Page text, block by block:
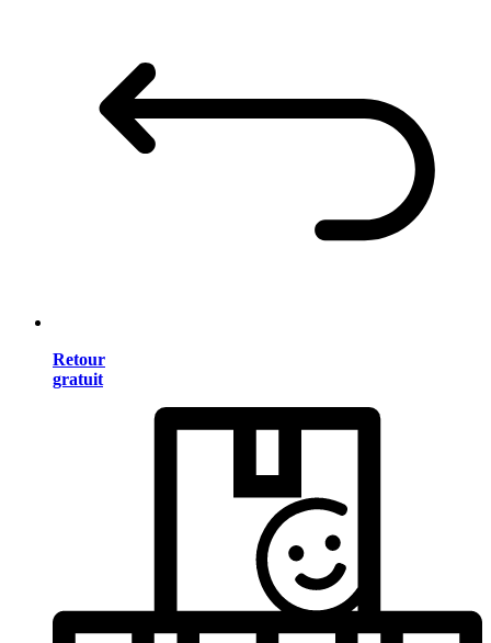
Retour
gratuit